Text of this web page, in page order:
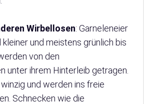
Wirbellosen: Garneleneier
kleiner und meistens grünlich bis
von den
unter ihrem Hinterleib getragen.
und werden ins freie
Schnecken wie die